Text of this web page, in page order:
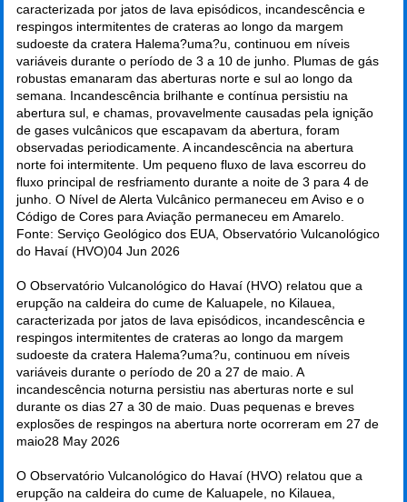
caracterizada por jatos de lava episódicos, incandescência e
respingos intermitentes de crateras ao longo da margem
sudoeste da cratera Halema?uma?u, continuou em níveis
variáveis durante o período de 3 a 10 de junho. Plumas de gás
robustas emanaram das aberturas norte e sul ao longo da
semana. Incandescência brilhante e contínua persistiu na
abertura sul, e chamas, provavelmente causadas pela ignição
de gases vulcânicos que escapavam da abertura, foram
observadas periodicamente. A incandescência na abertura
norte foi intermitente. Um pequeno fluxo de lava escorreu do
fluxo principal de resfriamento durante a noite de 3 para 4 de
junho. O Nível de Alerta Vulcânico permaneceu em Aviso e o
Código de Cores para Aviação permaneceu em Amarelo.
Fonte: Serviço Geológico dos EUA, Observatório Vulcanológico
do Havaí (HVO)04 Jun 2026
O Observatório Vulcanológico do Havaí (HVO) relatou que a
erupção na caldeira do cume de Kaluapele, no Kilauea,
caracterizada por jatos de lava episódicos, incandescência e
respingos intermitentes de crateras ao longo da margem
sudoeste da cratera Halema?uma?u, continuou em níveis
variáveis durante o período de 20 a 27 de maio. A
incandescência noturna persistiu nas aberturas norte e sul
durante os dias 27 a 30 de maio. Duas pequenas e breves
explosões de respingos na abertura norte ocorreram em 27 de
maio28 May 2026
O Observatório Vulcanológico do Havaí (HVO) relatou que a
erupção na caldeira do cume de Kaluapele, no Kilauea,